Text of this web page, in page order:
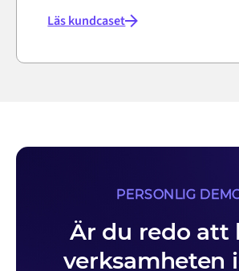
Läs kundcaset
PERSONLIG
Är du redo att
verksamheten